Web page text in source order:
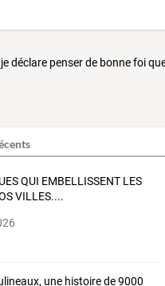
déclare penser de bonne foi
QUI EMBELLISSENT LES
VILLES....
une histoire de 9000